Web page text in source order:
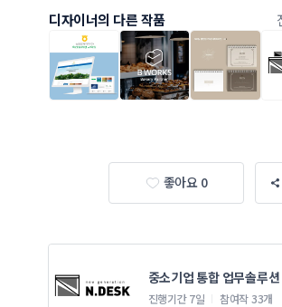
디자이너의 다른 작품
좋아요 0
중소기업 통합 업무솔루션
NDesk 영문 로고제작 콘테
진행기간 7일 참여작 33개